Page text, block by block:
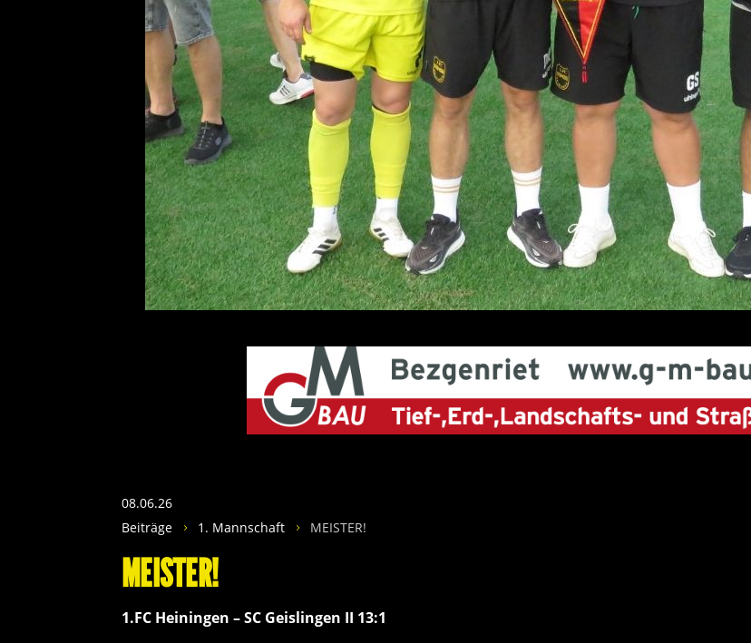
08.06.26
Beiträge
5 1. Mannschaft 5 MEISTER!
MEISTER!
1.FC Heiningen – SC Geislingen II 13:1